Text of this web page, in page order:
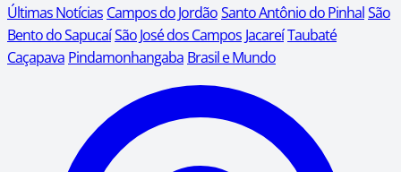
Últimas Notícias Campos do JordãoSanto Antônio do PinhalSão
Bento do SapucaíSão José dos Campos JacareíTaubaté
Caçapava Pindamonhangaba Brasil e Mundo